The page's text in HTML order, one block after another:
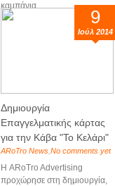
καμπάνια...
9
Ιούλ 2014
Δημιουργία
Επαγγελματικής κάρτας
για την Κάβα "Το Κελάρι"
ARoTro News No comments yet
Η ARoTro Advertising
προχώρησε στη δημιουργία,